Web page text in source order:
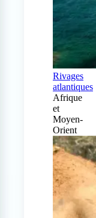
Rivages
atlantiques
Afrique
et
Moyen-
Orient